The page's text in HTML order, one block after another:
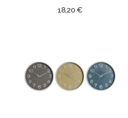
18,20 €